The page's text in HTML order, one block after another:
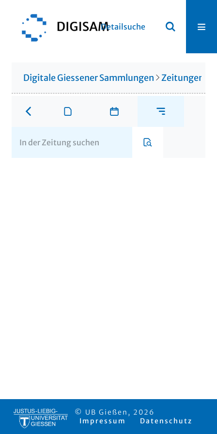
Detailsuche
Digitale Giessener Sammlungen Zeitungen
© UB Gießen, 2026
Impressum
Datenschutz